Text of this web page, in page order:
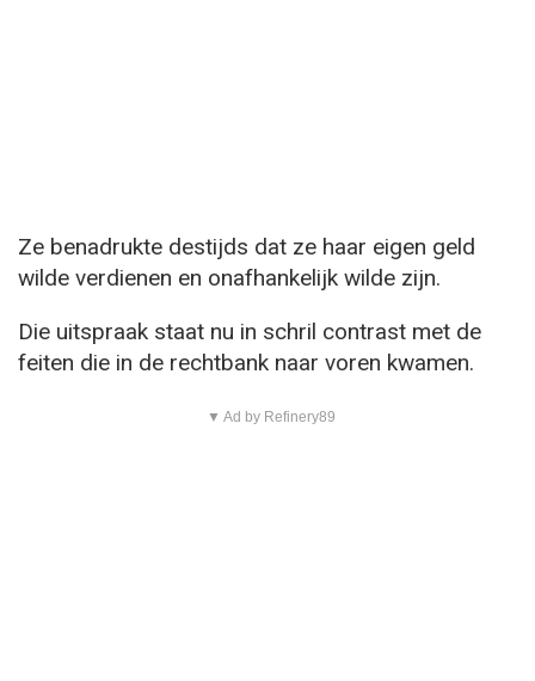
Ze benadrukte destijds dat ze haar eigen geld
wilde verdienen en onafhankelijk wilde zijn.
Die uitspraak staat nu in schril contrast met de
feiten die in de rechtbank naar voren kwamen.
▼ Ad by Refinery89